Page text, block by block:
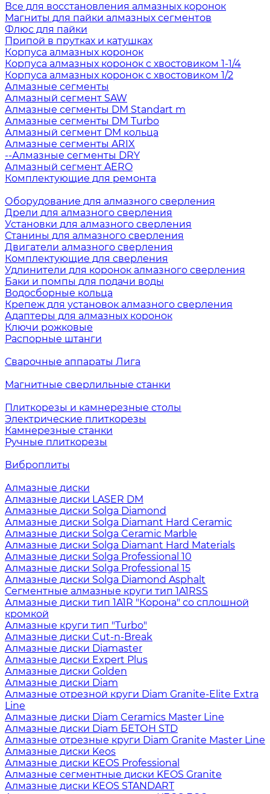
Все для восстановления алмазных коронок
Магниты для пайки алмазных сегментов
Флюс для пайки
Припой в прутках и катушках
Корпуса алмазных коронок
Корпуса алмазных коронок с хвостовиком 1-1/4
Корпуса алмазных коронок с хвостовиком 1/2
Алмазные сегменты
Алмазный сегмент SAW
Алмазные сегменты DM Standart m
Алмазные сегменты DM Turbo
Алмазный сегмент DM кольца
Алмазные сегменты ARIX
--Алмазные сегменты DRY
Алмазный сегмент AERO
Комплектующие для ремонта
Оборудование для алмазного сверления
Дрели для алмазного сверления
Установки для алмазного сверления
Станины для алмазного сверления
Двигатели алмазного сверления
Комплектующие для сверления
Удлинители для коронок алмазного сверления
Баки и помпы для подачи воды
Водосборные кольца
Крепеж для установок алмазного сверления
Адаптеры для алмазных коронок
Ключи рожковые
Распорные штанги
Сварочные аппараты Лига
Магнитные сверлильные станки
Плиткорезы и камнерезные столы
Электрические плиткорезы
Камнерезные станки
Ручные плиткорезы
Виброплиты
Алмазные диски
Алмазные диски LASER DM
Алмазные диски Solga Diamond
Алмазные диски Solga Diamant Hard Ceramic
Алмазные диски Solga Ceramic Marble
Алмазные диски Solga Diamant Hard Materials
Алмазные диски Solga Professional 10
Алмазные диски Solga Professional 15
Алмазные диски Solga Diamond Asphalt
Сегментные алмазные круги тип 1A1RSS
Алмазные диски тип 1A1R "Корона" со сплошной
кромкой
Алмазные круги тип "Turbo"
Алмазные диски Cut-n-Break
Алмазные диски Diamaster
Алмазные диски Expert Plus
Алмазные диски Golden
Алмазные диски Diam
Алмазные отрезной круги Diam Granite-Elite Extra
Line
Алмазные диски Diam Ceramics Master Line
Алмазные диски Diam БЕТОН STD
Алмазные отрезные круги Diam Granite Master Line
Алмазные диски Keos
Алмазные диски KEOS Professional
Алмазные сегментные диски KEOS Granite
Алмазные диски KEOS STANDART